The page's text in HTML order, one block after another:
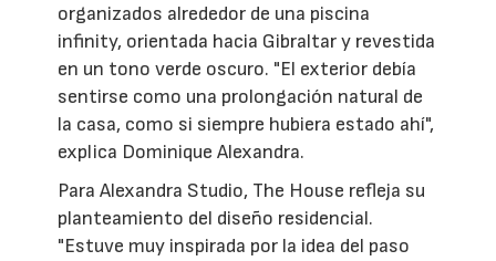
organizados alrededor de una piscina
infinity, orientada hacia Gibraltar y revestida
en un tono verde oscuro. "El exterior debía
sentirse como una prolongación natural de
la casa, como si siempre hubiera estado ahí",
explica Dominique Alexandra.
Para Alexandra Studio, The House refleja su
planteamiento del diseño residencial.
"Estuve muy inspirada por la idea del paso